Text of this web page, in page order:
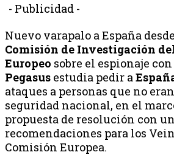
- Publicidad -
Nuevo varapalo a España
Comisión de Investigación
Europeo sobre el espionaje
Pegasus estudia pedir a
ataques a personas que no
seguridad nacional, en el
propuesta de resolución con
recomendaciones para los
Comisión Europea.